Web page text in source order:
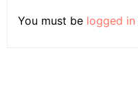
You must be logged in